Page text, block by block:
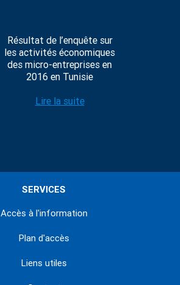
Résultat de l’enquête sur
les activités économiques
des micro-entreprises en
2016 en Tunisie
Lire la suite
SERVICES
Accès à l'information
Plan d'accès
Liens utiles